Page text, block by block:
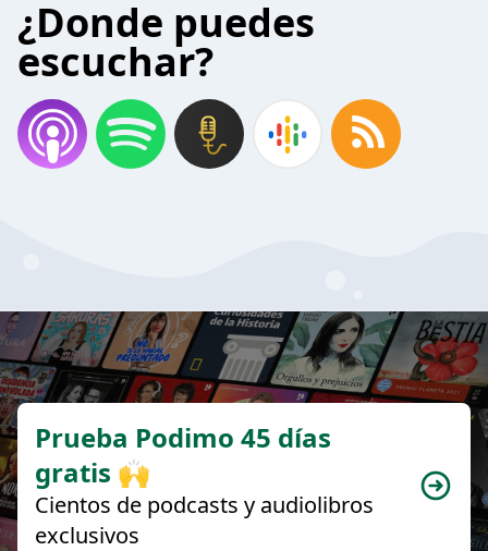
¿Donde puedes
escuchar?
Prueba Podimo 45 días
gratis 🙌
Cientos de podcasts y audiolibros
exclusivos